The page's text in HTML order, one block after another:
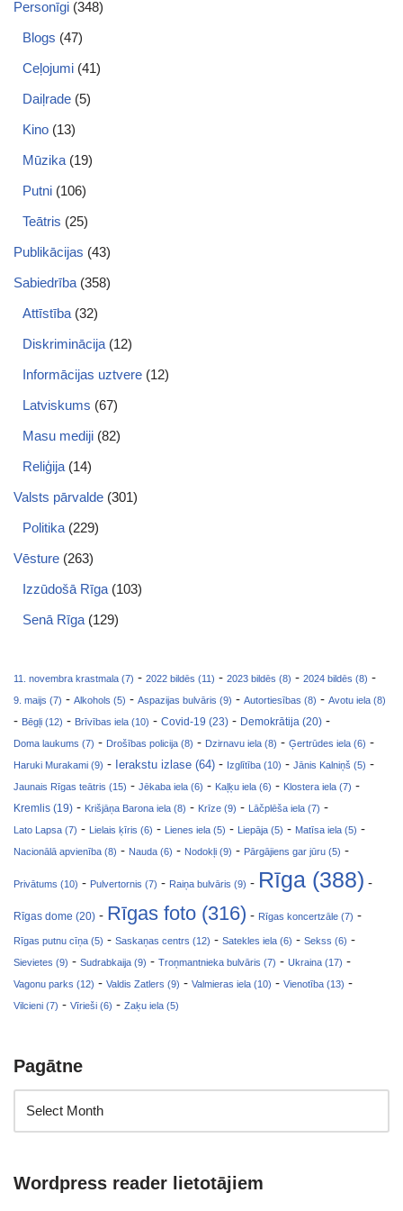
Personīgi (348)
Blogs (47)
Ceļojumi (41)
Daiļrade (5)
Kino (13)
Mūzika (19)
Putni (106)
Teātris (25)
Publikācijas (43)
Sabiedrība (358)
Attīstība (32)
Diskriminācija (12)
Informācijas uztvere (12)
Latviskums (67)
Masu mediji (82)
Reliģija (14)
Valsts pārvalde (301)
Politika (229)
Vēsture (263)
Izzūdošā Rīga (103)
Senā Rīga (129)
11. novembra krastmala (7) - 2022 bildēs (11) - 2023 bildēs (8) - 2024 bildēs (8) -
9. maijs (7) - Alkohols (5) - Aspazijas bulvāris (9) - Autortiesības (8) - Avotu iela (8)
- Bēgļi (12) - Brīvības iela (10) - Covid-19 (23) - Demokrātija (20) -
Doma laukums (7) - Drošības policija (8) - Dzirnavu iela (8) - Ģertrūdes iela (6) -
Haruki Murakami (9) - Ierakstu izlase (64) - Izglītība (10) - Jānis Kalniņš (5) -
Jaunais Rīgas teātris (15) - Jēkaba iela (6) - Kaļķu iela (6) - Klostera iela (7) -
Kremlis (19) - Krišjāņa Barona iela (8) - Krīze (9) - Lāčplēša iela (7) -
Lato Lapsa (7) - Lielais ķīris (6) - Lienes iela (5) - Liepāja (5) - Matīsa iela (5) -
Nacionālā apvienība (8) - Nauda (6) - Nodokļi (9) - Pārgājiens gar jūru (5) -
Privātums (10) - Pulvertornis (7) - Raiņa bulvāris (9) - Rīga (388) -
Rīgas dome (20) - Rīgas foto (316) - Rīgas koncertzāle (7) -
Rīgas putnu cīņa (5) - Saskaņas centrs (12) - Satekles iela (6) - Sekss (6) -
Sievietes (9) - Sudrabkaija (9) - Troņmantnieka bulvāris (7) - Ukraina (17) -
Vagonu parks (12) - Valdis Zatlers (9) - Valmieras iela (10) - Vienotība (13) -
Vilcieni (7) - Vīrieši (6) - Zaķu iela (5)
Pagātne
Wordpress reader lietotājiem